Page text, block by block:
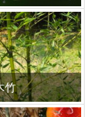
竹